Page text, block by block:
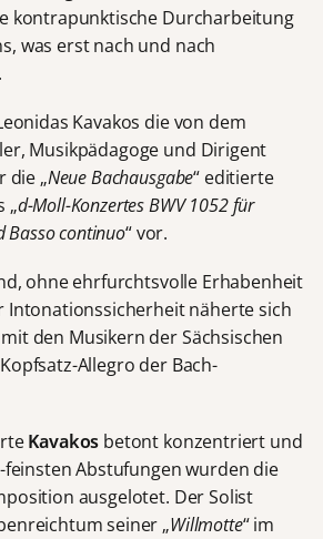
kontrapunktische Durcharbeitung
was erst nach und nach
Kavakos die von dem
Musikpädagoge und Dirigent
die „Neue Bachausgabe“ editierte
„d-Moll-Konzertes BWV 1052 für
Basso continuo“ vor.
ohne ehrfurchtsvolle Erhabenheit
Intonationssicherheit näherte sich
den Musikern der Sächsischen
Allegro der Bach-
Kavakos betont konzentriert und
Abstufungen wurden die
ausgelotet. Der Solist
seiner „Willmotte“ im